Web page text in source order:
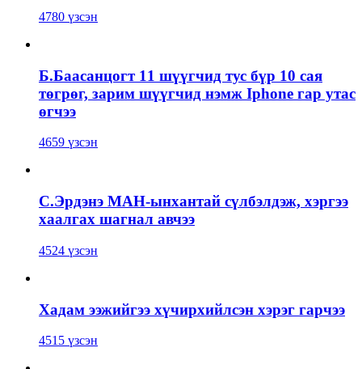
4780 үзсэн
Б.Баасанцогт 11 шүүгчид тус бүр 10 сая
төгрөг, зарим шүүгчид нэмж Iphone гар утас
өгчээ
4659 үзсэн
С.Эрдэнэ МАН-ынхантай сүлбэлдэж, хэргээ
хаалгах шагнал авчээ
4524 үзсэн
Хадам ээжийгээ хүчирхийлсэн хэрэг гарчээ
4515 үзсэн